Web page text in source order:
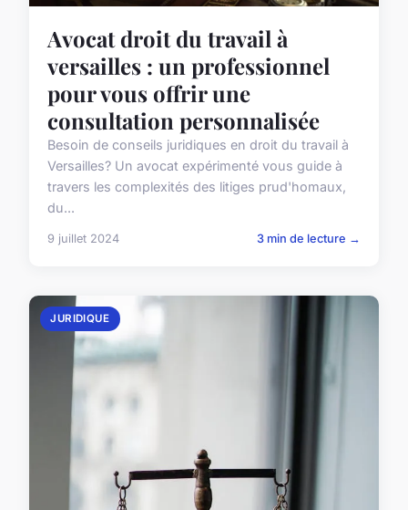
Avocat droit du travail à
versailles : un professionnel
pour vous offrir une
consultation personnalisée
Besoin de conseils juridiques en droit du travail à
Versailles? Un avocat expérimenté vous guide à
travers les complexités des litiges prud'homaux,
du...
9 juillet 2024 3 min de lecture →
JURIDIQUE